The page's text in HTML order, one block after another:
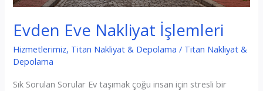
Evden Eve Nakliyat İşlemleri
Hizmetlerimiz, Titan Nakliyat & Depolama / Titan Nakliyat &
Depolama
Sık Sorulan Sorular Ev taşımak çoğu insan için stresli bir